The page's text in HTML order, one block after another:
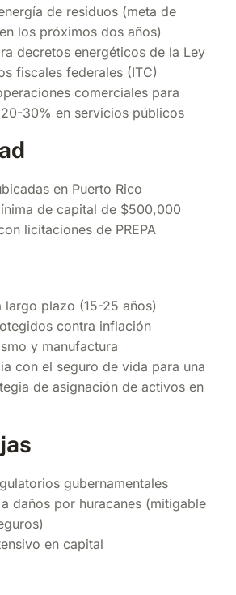
de residuos (meta de
los próximos dos años)
decretos energéticos de la Ley
fiscales federales (ITC)
comerciales para
30% en servicios públicos
en Puerto Rico
de capital de $500,000
licitaciones de PREPA
largo plazo (15-25 años)
contra inflación
y manufactura
con el seguro de vida para una
de asignación de activos en
gubernamentales
daños por huracanes (mitigable
en capital